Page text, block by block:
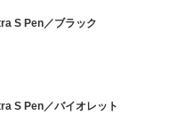
S Pen／ブラック
S Pen／バイオレット